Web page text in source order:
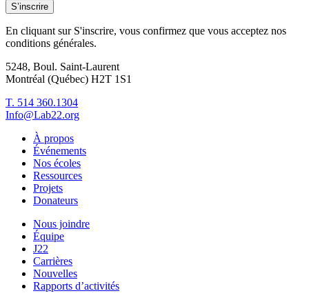
S’inscrire
En cliquant sur S'inscrire, vous confirmez que vous acceptez nos
conditions générales.
5248, Boul. Saint-Laurent
Montréal (Québec) H2T 1S1
T. 514 360.1304
Info@Lab22.org
À propos
Événements
Nos écoles
Ressources
Projets
Donateurs
Nous joindre
Équipe
J22
Carrières
Nouvelles
Rapports d’activités